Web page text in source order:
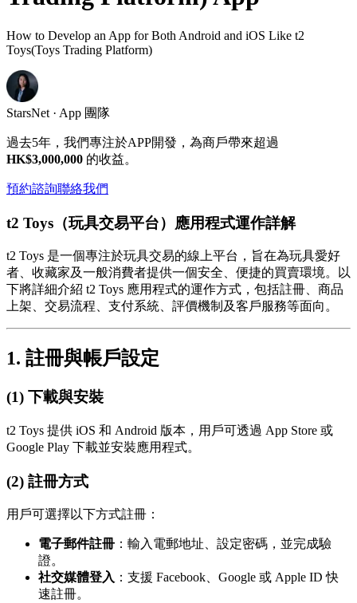
How to Develop an App for Both Android and iOS Like t2
Toys(Toys Trading Platform)
StarsNet · App 團隊
過去5年，我們專注於APP開發，為商戶帶來超過
HK$3,000,000 的收益。
預約諮詢聯絡我們
t2 Toys（玩具交易平台）應用程式運作詳解
t2 Toys 是一個專注於玩具交易的線上平台，旨在為玩具愛好
者、收藏家及一般消費者提供一個安全、便捷的買賣環境。以
下將詳細介紹 t2 Toys 應用程式的運作方式，包括註冊、商品
上架、交易流程、支付系統、評價機制及客戶服務等面向。
1. 註冊與帳戶設定
(1) 下載與安裝
t2 Toys 提供 iOS 和 Android 版本，用戶可透過 App Store 或
Google Play 下載並安裝應用程式。
(2) 註冊方式
用戶可選擇以下方式註冊：
電子郵件註冊 ：輸入電郵地址、設定密碼，並完成驗
證。
社交媒體登入 ：支援 Facebook、Google 或 Apple ID 快
速註冊。